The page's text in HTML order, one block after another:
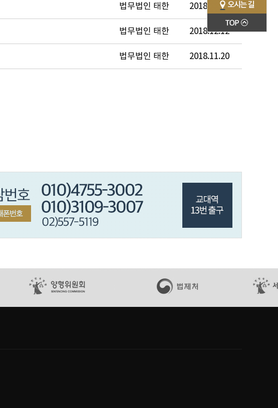
법무법인 태한 2018.12.12
법무법인 태한 2018.12.12
법무법인 태한 2018.11.20